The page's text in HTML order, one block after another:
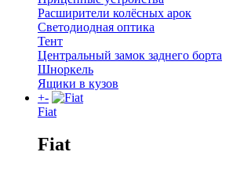
Расширители колёсных арок
Светодиодная оптика
Тент
Центральный замок заднего борта
Шноркель
Ящики в кузов
+-
Fiat
Fiat